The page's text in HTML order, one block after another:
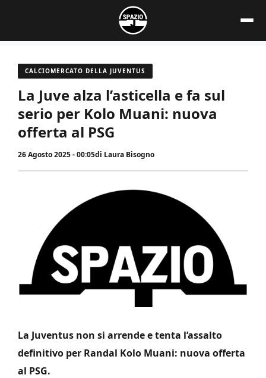
contenuto
CALCIOMERCATO DELLA JUVENTUS
La Juve alza l’asticella e fa sul
serio per Kolo Muani: nuova
offerta al PSG
26 Agosto 2025 - 00:05di Laura Bisogno
La Juventus non si arrende e tenta l’assalto
definitivo per Randal Kolo Muani: nuova offerta
al PSG.